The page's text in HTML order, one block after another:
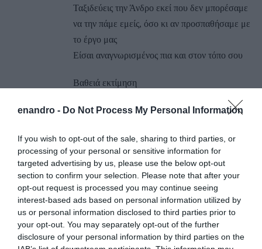
enandro - Do Not Process My Personal Information
If you wish to opt-out of the sale, sharing to third parties, or
processing of your personal or sensitive information for
targeted advertising by us, please use the below opt-out
section to confirm your selection. Please note that after your
opt-out request is processed you may continue seeing
interest-based ads based on personal information utilized by
us or personal information disclosed to third parties prior to
your opt-out. You may separately opt-out of the further
disclosure of your personal information by third parties on the
Ταξιδεύεις την Άνδρο εκεί που δεν μπορέσαμε
να την πάμε εμείς, όσο κι αν προσπαθήσαμε με
το έργο μας
Είσαι αναγνωρισμένος πια και στον τόπο σου
Βαθειά εκτίμηση
Γιάννης Ζιώτης
ΑΠΆΝΤΗΣΗ
ΑΦΉΣΤΕ ΈΝΑ ΣΧΌΛΙΟ
Η ηλ. διεύθυνση σας δεν δημοσιεύεται.
Τα υποχρεωτικά πεδία